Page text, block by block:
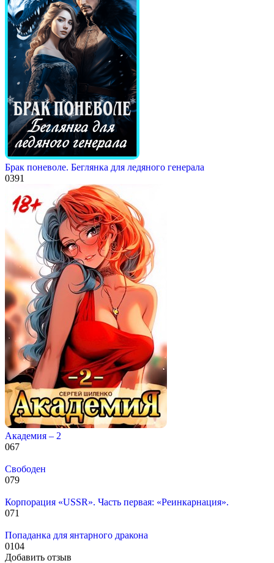
Брак поневоле. Беглянка для ледяного генерала
0391
Академия – 2
067
Свободен
079
Корпорация «USSR». Часть первая: «Реинкарнация».
071
Попаданка для янтарного дракона
0104
Добавить отзыв